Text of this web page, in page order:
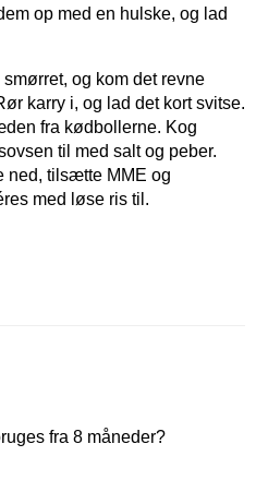
op med en hulske, og lad
og kom det revne
karry i, og lad det kort svitse.
fra kødbollerne. Kog
til med salt og peber.
ned, tilsætte MME og
med løse ris til.
fra 8 måneder?